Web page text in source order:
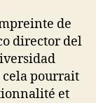
de
director del
cela pourrait
et